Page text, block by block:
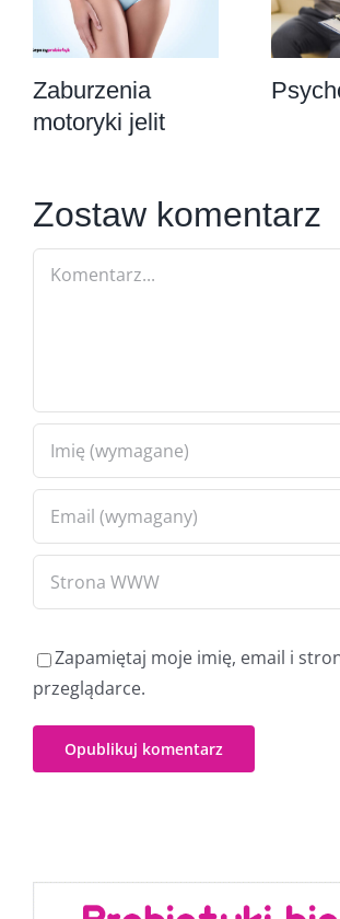
Zaburzenia
motoryki jelit
Zostaw komentarz
Comment
Zapamiętaj moje imię, email i
przeglądarce.